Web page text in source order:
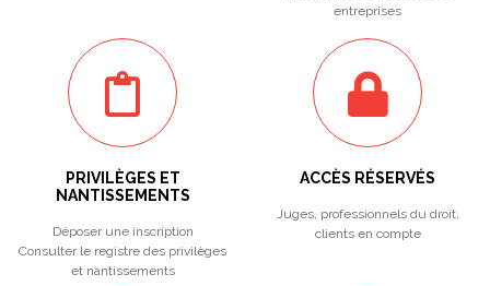
entreprises
PRIVILÈGES ET
NANTISSEMENTS
Déposer une inscription
Consulter le registre des privilèges
et nantissements
ACCÈS RÉSERVÉS
Juges, professionnels du droit,
clients en compte